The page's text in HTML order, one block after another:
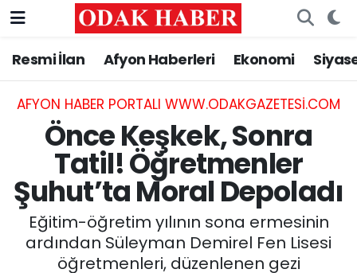
Resmi İlan Afyon Haberleri Ekonomi
AFYON HABER PORTALI WWW.ODAKGAZETESI.COM
Önce Keşkek, Sonra
Tatil! Öğretmenler
Şuhut’ta Moral Depoladı
Eğitim-öğretim yılının sona ermesinin
ardından Süleyman Demirel Fen Lisesi
öğretmenleri, düzenlenen gezi
AFYONKARAHİSAR HABERLERİ
Resmi İlan
ASAYİŞ
GÜNCEL
SİYASET
EĞİTİM
Nöbetçi Eczaneler
Hava Durumu
Trafik Durumu
Süper Lig Puan Durumu ve Fikstür
Tüm Manşetler
Son Dakika Haberleri